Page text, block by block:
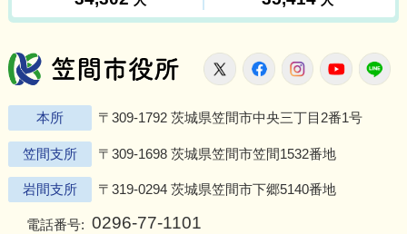
笠間市役所
X FacebookInstagram
本所 〒309-1792 茨城県笠間市中央三丁目2番1号
笠間支所 〒309-1698 茨城県笠間市笠間1532番地
岩間支所 〒319-0294 茨城県笠間市下郷5140番地
電話番号: 0296-77-1101